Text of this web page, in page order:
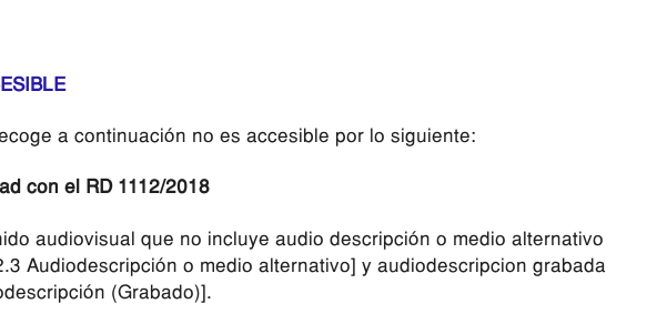
a continuación no es accesible por lo siguiente:
con el RD 1112/2018
audiovisual que no incluye audio descripción o medio alternativo
Audiodescripción o medio alternativo] y audiodescripcion grabada
(Grabado)].